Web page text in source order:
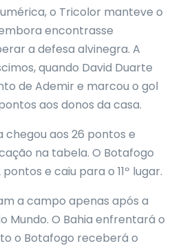
o Tricolor manteve o
encontrasse
a defesa alvinegra. A
quando David Duarte
de Ademir e marcou o gol
aos donos da casa.
chegou aos 26 pontos e
na tabela. O Botafogo
e caiu para o 11º lugar.
a campo apenas após a
Mundo. O Bahia enfrentará o
o Botafogo receberá o